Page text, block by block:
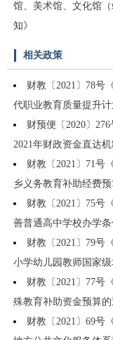
馆、美术馆、文化馆
知》
相关政策
财教〔2021〕78号
代职业教育质量提升计
财预便〔2020〕
2021年财政资金直达
财教〔2021〕71号
乡义务教育补助经费预
财教〔2021〕75号
善普通高中学校办学条
财教〔2021〕79号
小学幼儿园教师国家
财教〔2021〕77号
殊教育补助资金预算的
财教〔2021〕69号